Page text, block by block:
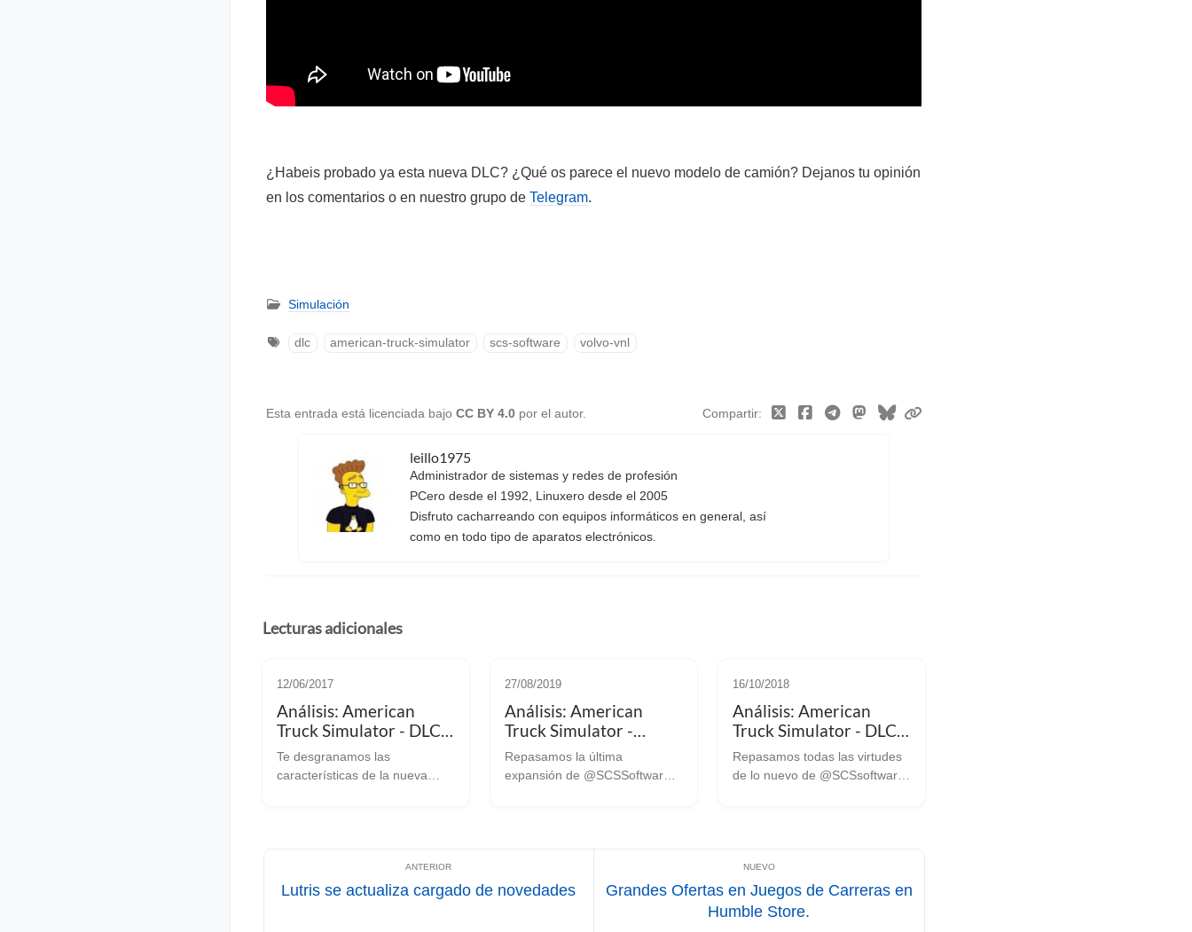
¿Habeis probado ya esta nueva DLC? ¿Qué os parece el nuevo modelo de camión? Dejanos tu opinión
en los comentarios o en nuestro grupo de Telegram.
Simulación
dlc american-truck-simulator scs-software volvo-vnl
Esta entrada está licenciada bajo CC BY 4.0 por el autor. Compartir
leillo1975
Administrador de sistemas y redes de profesión
PCero desde el 1992, Linuxero desde el 2005
Disfruto cacharreando con equipos informáticos en general, así
como en todo tipo de aparatos electrónicos.
Lecturas adicionales
12/06/2017
Análisis: American
Truck Simulator - DLC
Heavy Cargo Pack
Te desgranamos las
características de la nueva
Euro Truck Simulator 2 (que
probábamos en u...
27/08/2019
Análisis: American
Truck Simulator -
Washington DLC.
Repasamos la última
expansión de @SCSSoftware
acelerado...
16/10/2018
Análisis: American
Truck Simulator - DLC
Oregon.
Repasamos todas las virtudes
de lo nuevo de @SCSsoftware.
Nuevo México, cuando hace...
Lutris se actualiza cargado de novedades
Grandes Ofertas en Juegos de Carreras en
Humble Store.